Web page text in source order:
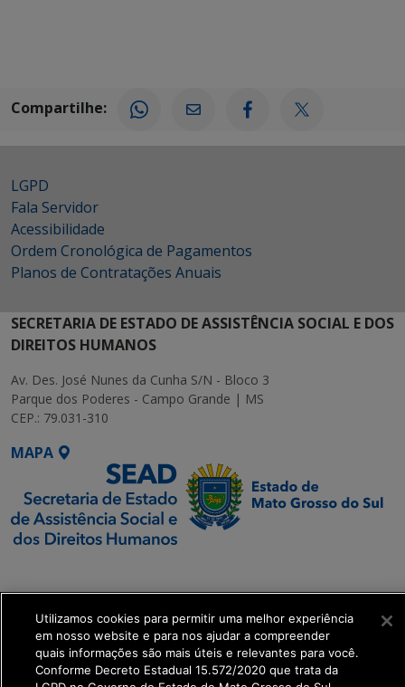
Compartilhe:
LGPD
Fala Servidor
Acessibilidade
Ordem Cronológica de Pagamentos
Planos de Contratações Anuais
SECRETARIA DE ESTADO DE ASSISTÊNCIA SOCIAL E DOS
DIREITOS HUMANOS
Av. Des. José Nunes da Cunha S/N - Bloco 3
Parque dos Poderes - Campo Grande | MS
CEP.: 79.031-310
MAPA
Executiva de
Transformação Digital
get_footer();
Utilizamos cookies para permitir uma melhor experiência
em nosso website e para nos ajudar a compreender
quais informações são mais úteis e relevantes para você.
Conforme Decreto Estadual 15.572/2020 que trata da